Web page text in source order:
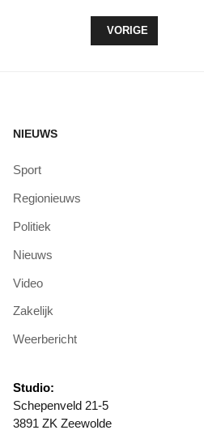
VORIG ARTIKEL:
VORIGE
NIEUWS
Sport
Regionieuws
Politiek
Nieuws
Video
Zakelijk
Weerbericht
Studio:
Schepenveld 21-5
3891 ZK Zeewolde